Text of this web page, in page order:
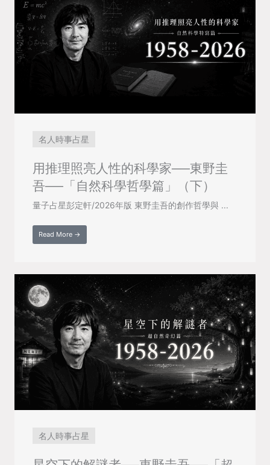
名人時事占星
用推理照亮人性的科學家──東野圭
吾──「自然科學哲學篇」（下）
量子占星彭定軒/2026年版 東野圭吾的創作哲學與 ...
Read More →
名人時事占星